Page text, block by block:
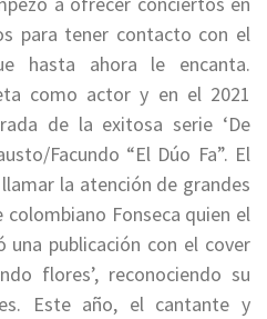
para tener contacto con el
hasta ahora le encanta.
como actor y en el 2021
de la exitosa serie ‘De
Facundo “El Dúo Fa”. El
la atención de grandes
Fonseca quien el
una publicación con el cover
flores’, reconociendo su
Este año, el cantante y